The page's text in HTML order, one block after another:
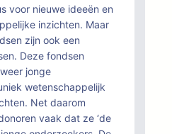
voor nieuwe ideeën en
inzichten. Maar
zijn ook een
Deze fondsen
jonge
wetenschappelijk
Net daarom
vaak dat ze ‘de